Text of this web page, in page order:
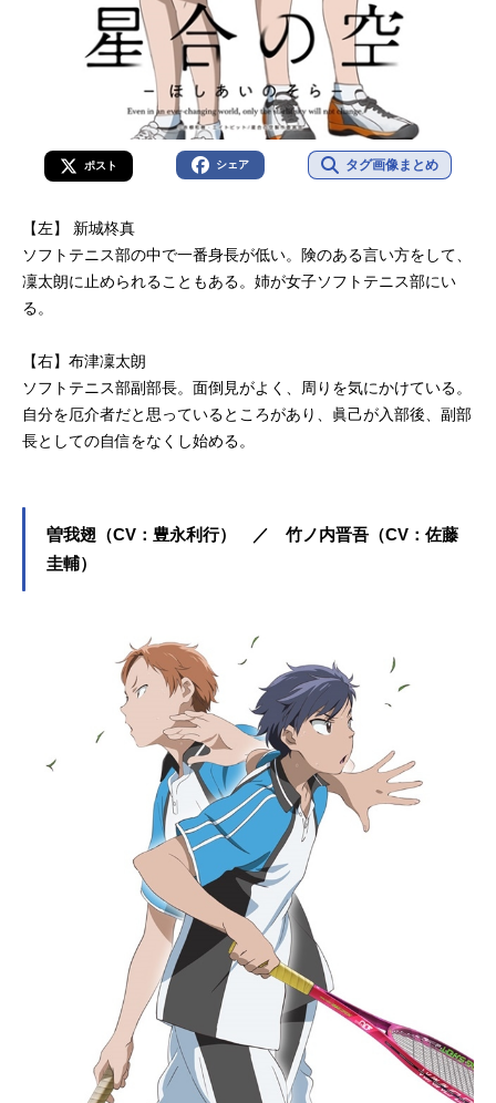
ポスト シェア タグ画像まとめ
【左】 新城柊真
ソフトテニス部の中で一番身長が低い。険のある言い方をして、
凜太朗に止められることもある。姉が女子ソフトテニス部にい
る。
【右】布津凜太朗
ソフトテニス部副部長。面倒見がよく、周りを気にかけている。
自分を厄介者だと思っているところがあり、眞己が入部後、副部
長としての自信をなくし始める。
曽我翅（CV：豊永利行） ／ 竹ノ内晋吾（CV：佐藤
圭輔）